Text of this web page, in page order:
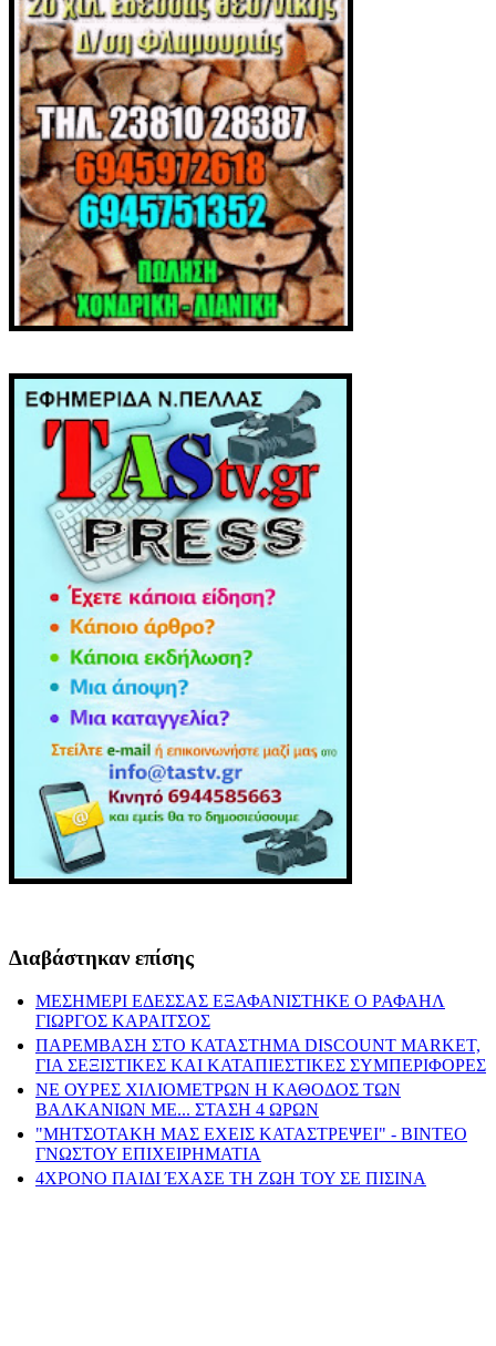
Διαβάστηκαν επίσης
ΜΕΣΗΜΕΡΙ ΕΔΕΣΣΑΣ ΕΞΑΦΑΝΙΣΤΗΚΕ Ο ΡΑΦΑΗΛ
ΓΙΩΡΓΟΣ ΚΑΡΑΙΤΣΟΣ
ΠΑΡΕΜΒΑΣΗ ΣΤΟ ΚΑΤΑΣΤΗΜΑ DISCOUNT MARKET,
ΓΙΑ ΣΕΞΙΣΤΙΚΕΣ ΚΑΙ ΚΑΤΑΠΙΕΣΤΙΚΕΣ ΣΥΜΠΕΡΙΦΟΡΕΣ
ΝΕ ΟΥΡΕΣ ΧΙΛΙΟΜΕΤΡΩΝ Η ΚΑΘΟΔΟΣ ΤΩΝ
ΒΑΛΚΑΝΙΩΝ ΜΕ... ΣΤΑΣΗ 4 ΩΡΩΝ
"ΜΗΤΣΟΤΑΚΗ ΜΑΣ ΕΧΕΙΣ ΚΑΤΑΣΤΡΕΨΕΙ" - ΒΙΝΤΕΟ
ΓΝΩΣΤΟΥ ΕΠΙΧΕΙΡΗΜΑΤΙΑ
4ΧΡΟΝΟ ΠΑΙΔΙ ΈΧΑΣΕ ΤΗ ΖΩΗ ΤΟΥ ΣΕ ΠΙΣΙΝΑ